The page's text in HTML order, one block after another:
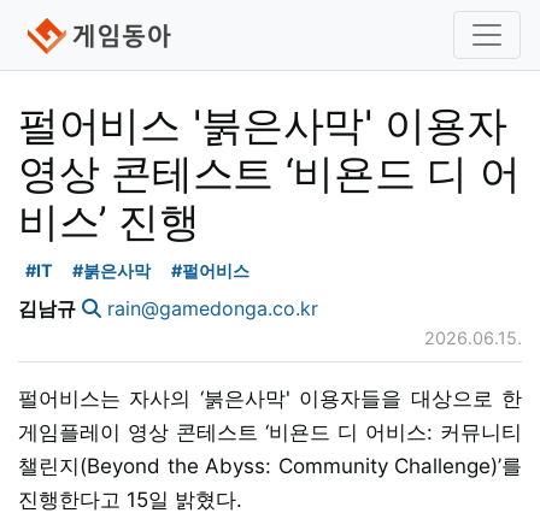
펄어비스 '붉은사막' 이용자
영상 콘테스트 ‘비욘드 디 어
비스’ 진행
#IT #붉은사막 #펄어비스
김남규 rain@gamedonga.co.kr
2026.06.15.
펄어비스는 자사의 ‘붉은사막' 이용자들을 대상으로 한
게임플레이 영상 콘테스트 ‘비욘드 디 어비스: 커뮤니티
챌린지(Beyond the Abyss: Community Challenge)’를
진행한다고 15일 밝혔다.